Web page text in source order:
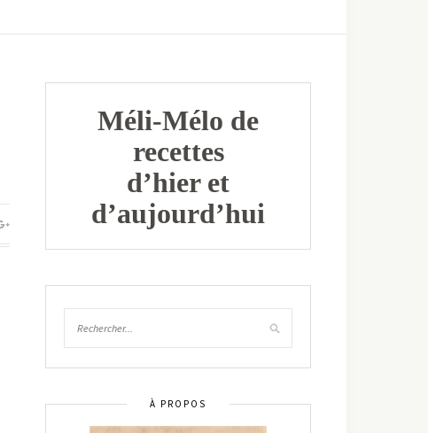
Méli-Mélo de
recettes
d’hier et
d’aujourd’hui
À PROPOS